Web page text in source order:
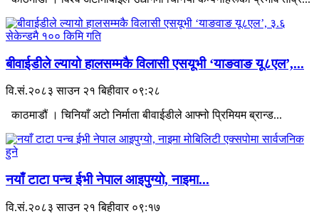
बीवाईडीले ल्यायो हालसम्मकै विलासी एसयूभी ‘याङवाङ यू८एल’,...
वि.सं.२०८३ साउन २१ बिहीवार ०९:२८
काठमाडौं । चिनियाँ अटो निर्माता बीवाईडीले आफ्नो प्रिमियम ब्रान्ड...
नयाँ टाटा पन्च ईभी नेपाल आइपुग्यो, नाइमा...
वि.सं.२०८३ साउन २१ बिहीवार ०९:१७